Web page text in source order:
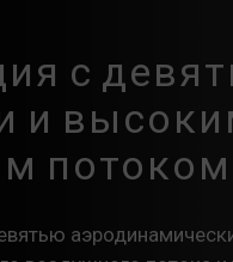
с
и
потоком